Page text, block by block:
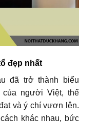
đẹp nhất
đã trở thành biểu
của người Việt, thể
và ý chí vươn lên.
khác nhau, bức